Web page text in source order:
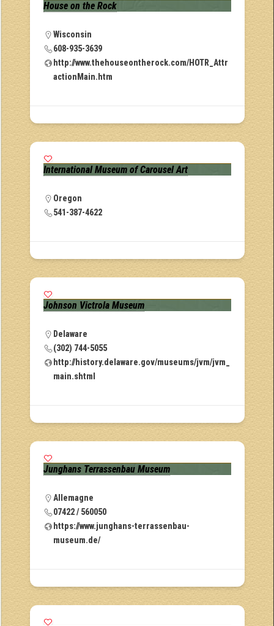
House on the Rock
Wisconsin
608-935-3639
http://www.thehouseontherock.com/HOTR_Attr
actionMain.htm
International Museum of Carousel Art
Oregon
541-387-4622
Johnson Victrola Museum
Delaware
(302) 744-5055
http://history.delaware.gov/museums/jvm/jvm_
main.shtml
Junghans Terrassenbau Museum
Allemagne
07422 / 560050
https://www.junghans-terrassenbau-
museum.de/